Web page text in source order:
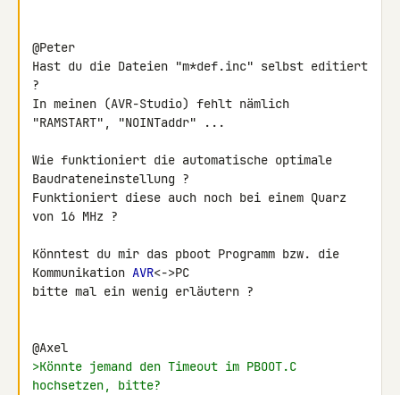
@Peter
Hast du die Dateien "m*def.inc" selbst editiert
?
In meinen (AVR-Studio) fehlt nämlich
"RAMSTART", "NOINTaddr" ...
Wie funktioniert die automatische optimale
Baudrateneinstellung ?
Funktioniert diese auch noch bei einem Quarz
von 16 MHz ?
Könntest du mir das pboot Programm bzw. die
Kommunikation AVR<->PC
bitte mal ein wenig erläutern ?
>Könnte jemand den Timeout im PBOOT.C
hochsetzen, bitte?